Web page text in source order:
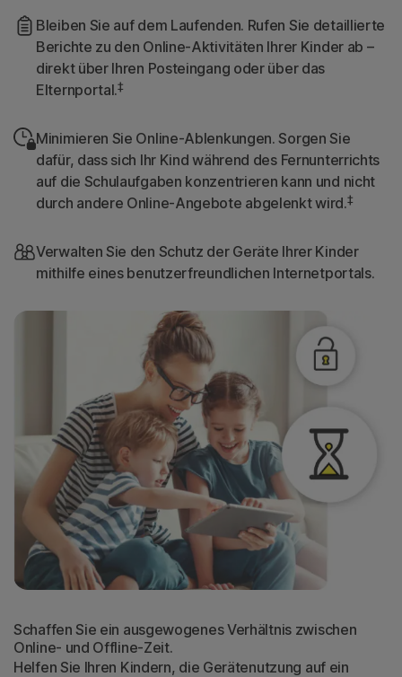
Bleiben Sie auf dem Laufenden. Rufen Sie detaillierte
Berichte zu den Online-Aktivitäten Ihrer Kinder ab –
direkt über Ihren Posteingang oder über das
Elternportal.‡
Minimieren Sie Online-Ablenkungen. Sorgen Sie
dafür, dass sich Ihr Kind während des Fernunterrichts
auf die Schulaufgaben konzentrieren kann und nicht
durch andere Online-Angebote abgelenkt wird.‡
Verwalten Sie den Schutz der Geräte Ihrer Kinder
mithilfe eines benutzerfreundlichen Internetportals.
Schaffen Sie ein ausgewogenes Verhältnis zwischen
Online- und Offline-Zeit.
Helfen Sie Ihren Kindern, die Gerätenutzung auf ein